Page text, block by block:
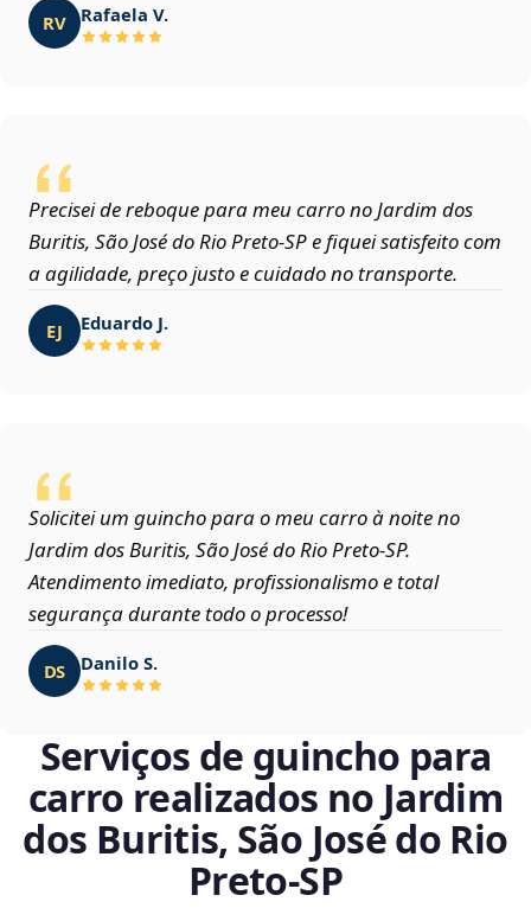
RV Rafaela V.
Precisei de reboque para meu carro no Jardim dos
Buritis, São José do Rio Preto‑SP e fiquei satisfeito com
a agilidade, preço justo e cuidado no transporte.
EJ Eduardo J.
Solicitei um guincho para o meu carro à noite no
Jardim dos Buritis, São José do Rio Preto‑SP.
Atendimento imediato, profissionalismo e total
segurança durante todo o processo!
DS Danilo S.
Serviços de guincho para
carro realizados no Jardim
dos Buritis, São José do Rio
Preto‑SP